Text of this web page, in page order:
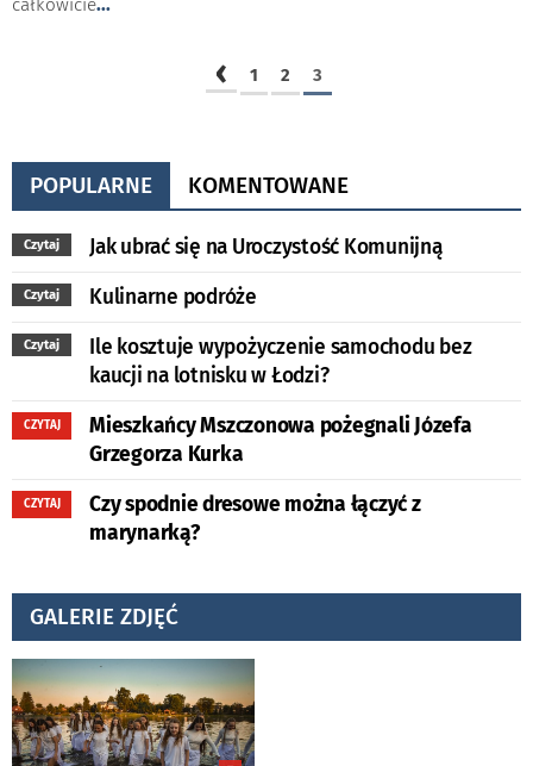
całkowicie...
‹ 1 2 3
POPULARNE KOMENTOWANE
Czytaj Jak ubrać się na Uroczystość Komunijną
Czytaj Kulinarne podróże
Czytaj
Ile kosztuje wypożyczenie samochodu bez
kaucji na lotnisku w Łodzi?
CZYTAJ
Mieszkańcy Mszczonowa pożegnali Józefa
Grzegorza Kurka
CZYTAJ
Czy spodnie dresowe można łączyć z
marynarką?
GALERIE ZDJĘĆ